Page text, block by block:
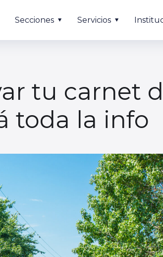
Secciones Servicios
tu carnet
toda la info